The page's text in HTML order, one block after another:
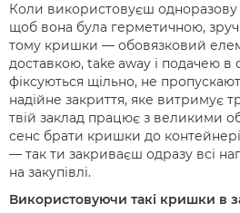
Коли використовуєш
щоб вона була герметичною,
тому кришки — обовязковий
доставкою, take away і подачею в
фіксуються щільно, не
надійне закриття, яке витримує
твій заклад працює з великими
сенс брати кришки до
— так ти закриваєш одразу всі
на закупівлі.
Використовуючи такі кришки в